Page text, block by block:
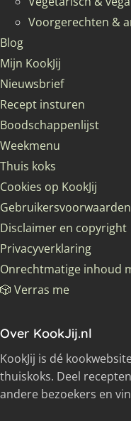
Voorgerechten &
Blog
Mijn KookJij
Nieuwsbrief
Recept insturen
Boodschappenlijst
Weekmenu
Thuis koks
Cookies op KookJij
Gebruikersvoorwaarden
Disclaimer en copyright
Privacyverklaring
Onrechtmatige inhoud
🎲 Verras me
Over KookJij.nl
KookJij is dé
thuiskoks. Deel
andere bezoekers en